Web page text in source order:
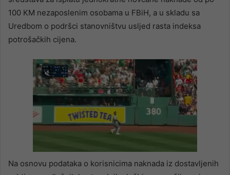
100 KM nezaposlenim osobama u FBiH, a u skladu sa
Uredbom o podršci stanovništvu usljed rasta indeksa
potrošačkih cijena.
Na osnovu podataka o korisnicima naknada iz dostavljenih